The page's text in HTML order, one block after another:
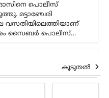
സാധ്യത റഷ്യ
റഷ്യൻ
മറാട്ട് ഖുസ്നുലിൻ.
ഗതാഗത…
കൂടുതൽ